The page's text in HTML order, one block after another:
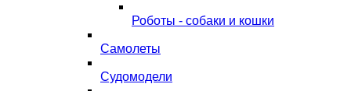
Роботы - собаки и кошки
Самолеты
Судомодели